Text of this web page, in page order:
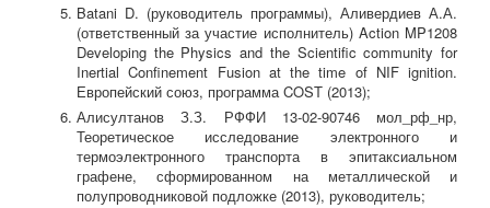
Batani D. (руководитель программы), Аливердиев А.А.
(ответственный за участие исполнитель) Action MP1208
Developing the Physics and the Scientific community for
Inertial Confinement Fusion at the time of NIF ignition.
Европейский союз, программа COST (2013);
Алисултанов З.З. РФФИ 13-02-90746 мол_рф_нр,
Теоретическое исследование электронного и
термоэлектронного транспорта в эпитаксиальном
графене, сформированном на металлической и
полупроводниковой подложке (2013), руководитель;